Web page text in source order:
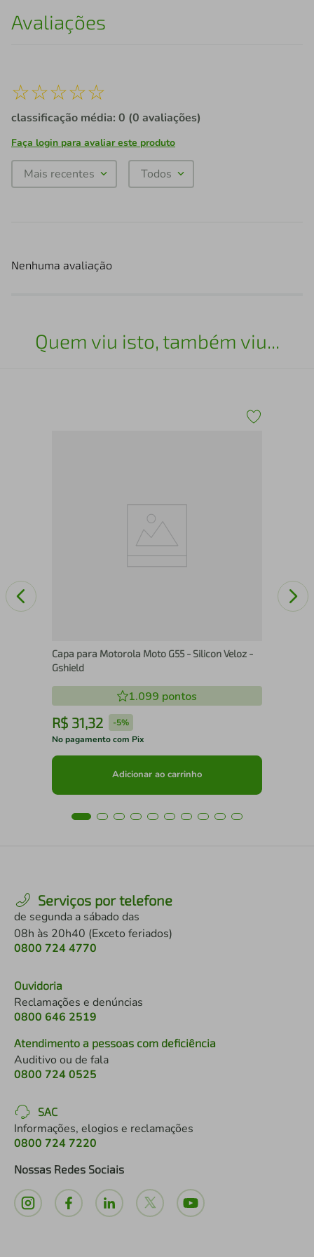
Avaliações
☆☆☆☆☆
classificação média: 0 (0 avaliações)
Faça login para avaliar este produto
Mais recentes Todos
Nenhuma avaliação
Quem viu isto, também viu...
Capa para Motorola Moto G55 - Silicon Veloz -
Gshield
1.099 pontos
R$ 31,32 -5%
No pagamento com Pix
Adicionar ao carrinho
Serviços por telefone
de segunda a sábado das
08h às 20h40 (Exceto feriados)
0800 724 4770
Ouvidoria
Reclamações e denúncias
0800 646 2519
Atendimento a pessoas com deficiência
Auditivo ou de fala
0800 724 0525
SAC
Informações, elogios e reclamações
0800 724 7220
Nossas Redes Sociais